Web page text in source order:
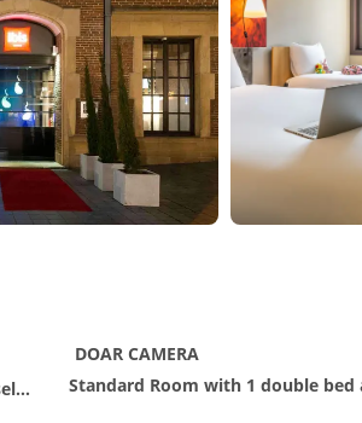
DOAR CAMERA
Standard Room with 1 double bed